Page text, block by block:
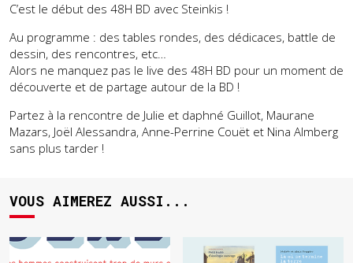
C’est le début des 48H BD avec Steinkis !
Au programme : des tables rondes, des dédicaces, battle de
dessin, des rencontres, etc…
Alors ne manquez pas le live des 48H BD pour un moment de
découverte et de partage autour de la BD !
Partez à la rencontre de Julie et daphné Guillot, Maurane
Mazars, Joël Alessandra, Anne-Perrine Couët et Nina Almberg
sans plus tarder !
VOUS AIMEREZ AUSSI...